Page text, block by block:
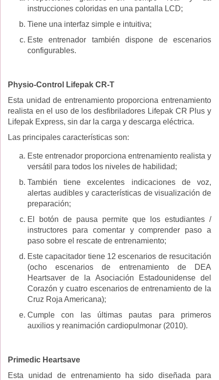
instrucciones coloridas en una pantalla LCD;
Tiene una interfaz simple e intuitiva;
Este entrenador también dispone de escenarios
configurables.
Physio-Control Lifepak CR-T
Esta unidad de entrenamiento proporciona entrenamiento
realista en el uso de los desfibriladores Lifepak CR Plus y
Lifepak Express, sin dar la carga y descarga eléctrica.
Las principales características son:
Este entrenador proporciona entrenamiento realista y
versátil para todos los niveles de habilidad;
También tiene excelentes indicaciones de voz,
alertas audibles y características de visualización de
preparación;
El botón de pausa permite que los estudiantes /
instructores para comentar y comprender paso a
paso sobre el rescate de entrenamiento;
Este capacitador tiene 12 escenarios de resucitación
(ocho escenarios de entrenamiento de DEA
Heartsaver de la Asociación Estadounidense del
Corazón y cuatro escenarios de entrenamiento de la
Cruz Roja Americana);
Cumple con las últimas pautas para primeros
auxilios y reanimación cardiopulmonar (2010).
Primedic Heartsave
Esta unidad de entrenamiento ha sido diseñada para